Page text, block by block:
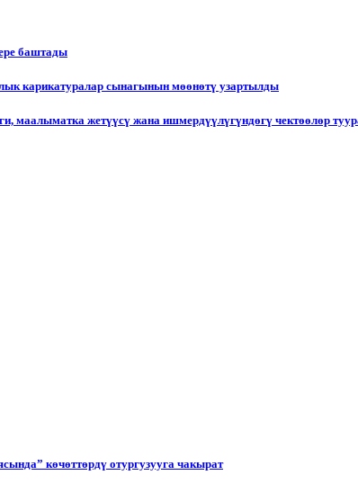
баштады
карикатуралар сынагынын мөөнөтү узартылды
маалыматка жетүүсү жана ишмердүүлүгүндөгү чектөөлөр
көчөттөрдү отургузууга чакырат